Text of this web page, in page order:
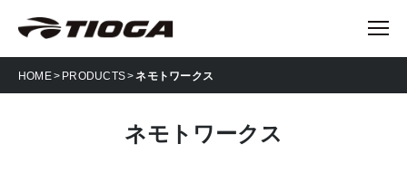
HOME PRODUCTS ネモトワークス
ネモトワークス